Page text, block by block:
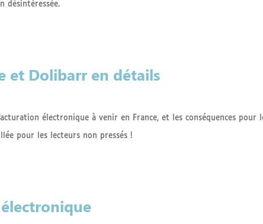
désintéressée.
et Dolibarr en détails
électronique à venir en France, et les conséquences pour
pour les lecteurs non pressés !